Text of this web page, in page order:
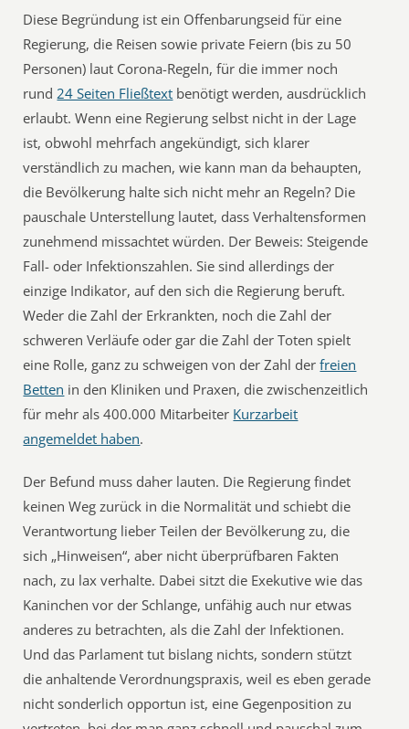
Diese Begründung ist ein Offenbarungseid für eine
Regierung, die Reisen sowie private Feiern (bis zu 50
Personen) laut Corona-Regeln, für die immer noch
rund24 Seiten Fließtext benötigt werden, ausdrücklich
erlaubt. Wenn eine Regierung selbst nicht in der Lage
ist, obwohl mehrfach angekündigt, sich klarer
verständlich zu machen, wie kann man da behaupten,
die Bevölkerung halte sich nicht mehr an Regeln? Die
pauschale Unterstellung lautet, dass Verhaltensformen
zunehmend missachtet würden. Der Beweis: Steigende
Fall- oder Infektionszahlen. Sie sind allerdings der
einzige Indikator, auf den sich die Regierung beruft.
Weder die Zahl der Erkrankten, noch die Zahl der
schweren Verläufe oder gar die Zahl der Toten spielt
eine Rolle, ganz zu schweigen von der Zahl derfreien
Betten in den Kliniken und Praxen, die zwischenzeitlich
für mehr als 400.000 Mitarbeiter Kurzarbeit
angemeldet haben.
Der Befund muss daher lauten. Die Regierung findet
keinen Weg zurück in die Normalität und schiebt die
Verantwortung lieber Teilen der Bevölkerung zu, die
sich „Hinweisen“, aber nicht überprüfbaren Fakten
nach, zu lax verhalte. Dabei sitzt die Exekutive wie das
Kaninchen vor der Schlange, unfähig auch nur etwas
anderes zu betrachten, als die Zahl der Infektionen.
Und das Parlament tut bislang nichts, sondern stützt
die anhaltende Verordnungspraxis, weil es eben gerade
nicht sonderlich opportun ist, eine Gegenposition zu